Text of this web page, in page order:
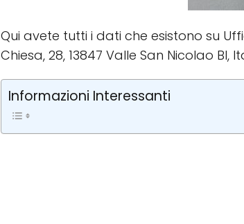
Qui avete tutti i dati che esistono su
Chiesa, 28, 13847 Valle San Nicolao
Informazioni Interessanti